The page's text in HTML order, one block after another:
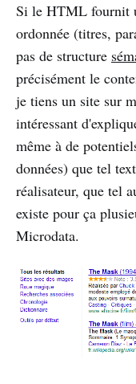
Si le HTML fournit
ordonnée (titres,
pas de structure
précisément le
je tiens un site sur
intéressant
même à de
données) que tel
réalisateur, que tel
existe pour ça
Microdata.